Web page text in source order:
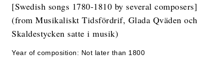
[Swedish songs 1780-1810 by several composers]
(from Musikaliskt Tidsfördrif, Glada Qväden och
Skaldestycken satte i musik)
Year of composition: Not later than 1800